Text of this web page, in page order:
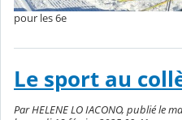
pour les 6e
Le sport au
Par HELENE LO IACONO, publié le